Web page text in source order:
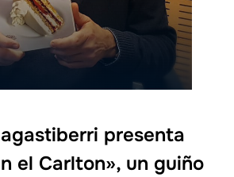
presenta
el Carlton», un guiño